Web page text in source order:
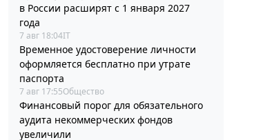
в России расширят с 1 января 2027
года
7 авг 18:04IT
Временное удостоверение личности
оформляется бесплатно при утрате
паспорта
7 авг 17:55Общество
Финансовый порог для обязательного
аудита некоммерческих фондов
увеличили